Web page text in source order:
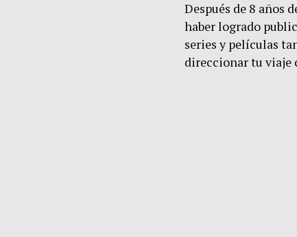
Después de 8 años
haber logrado
series y películas
direccionar tu viaje